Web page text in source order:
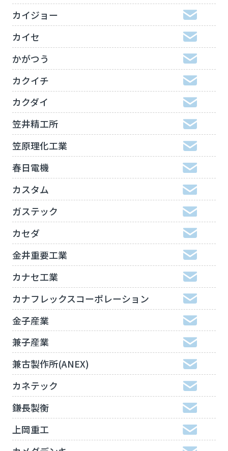
カイジョー
カイセ
かがつう
カクイチ
カクダイ
笠井精工所
笠原理化工業
春日電機
カスタム
ガステック
カセダ
金井重要工業
カナセ工業
カナフレックスコーポレーション
金子産業
兼子産業
兼古製作所(ANEX)
カネテック
鎌長製衡
上岡重工